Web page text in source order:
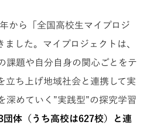
から「全国高校生マイプロジ
ました。マイプロジェクトは、
課題や自分自身の関心ごとをテ
立ち上げ地域社会と連携して実
深めていく”実践型”の探究学習
団体（うち高校は627校）と連